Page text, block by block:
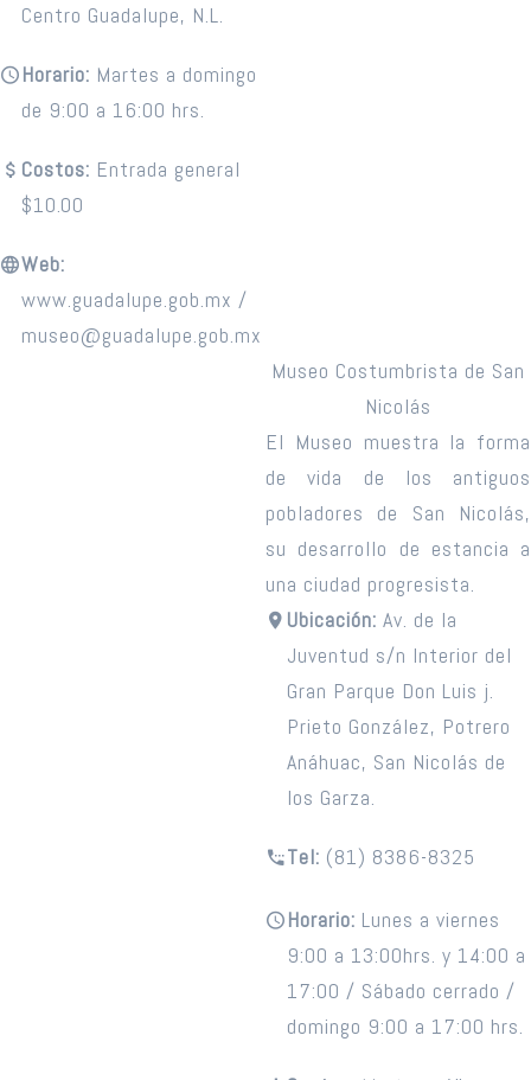
Centro Guadalupe, N.L.
Horario: Martes a domingo
de 9:00 a 16:00 hrs.
Costos: Entrada general
$10.00
Web:
www.guadalupe.gob.mx /
museo@guadalupe.gob.mx
Museo Costumbrista de San
Nicolás
El Museo muestra la forma
de vida de los antiguos
pobladores de San Nicolás,
su desarrollo de estancia a
una ciudad progresista.
Ubicación: Av. de la
Juventud s/n Interior del
Gran Parque Don Luis j.
Prieto González, Potrero
Anáhuac, San Nicolás de
los Garza.
Tel: (81) 8386-8325
Horario: Lunes a viernes
9:00 a 13:00hrs. y 14:00 a
17:00 / Sábado cerrado /
domingo 9:00 a 17:00 hrs.